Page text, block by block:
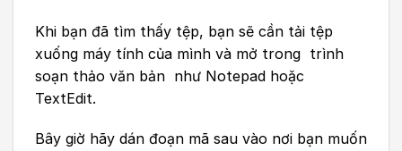
Khi bạn đã tìm thấy tệp, bạn sẽ cần tải tệp
xuống máy tính của mình và mở trong trình
soạn thảo văn bản như Notepad hoặc
TextEdit.
Bây giờ hãy dán đoạn mã sau vào nơi bạn muốn